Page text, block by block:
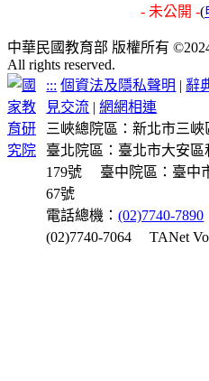
- 未公開 -(
中華民國教育部 版權所有
All rights reserved.
::: 個資法及隱私聲明 | 辭
見交流 |網網相連
三峽總院區：新北市三峽
臺北院區：臺北市大安
179號
臺中院區：臺中
67號
電話總機：(02)7740-7890
(02)7740-7064
TANet